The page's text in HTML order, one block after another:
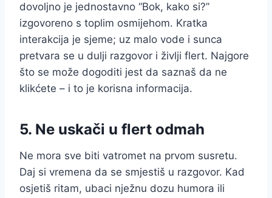
dovoljno je jednostavno “Bok, kako si?”
izgovoreno s toplim osmijehom. Kratka
interakcija je sjeme; uz malo vode i sunca
pretvara se u dulji razgovor i življi flert. Najgore
što se može dogoditi jest da saznaš da ne
klikćete – i to je korisna informacija.
5. Ne uskači u flert odmah
Ne mora sve biti vatromet na prvom susretu.
Daj si vremena da se smjestiš u razgovor. Kad
osjetiš ritam, ubaci nježnu dozu humora ili